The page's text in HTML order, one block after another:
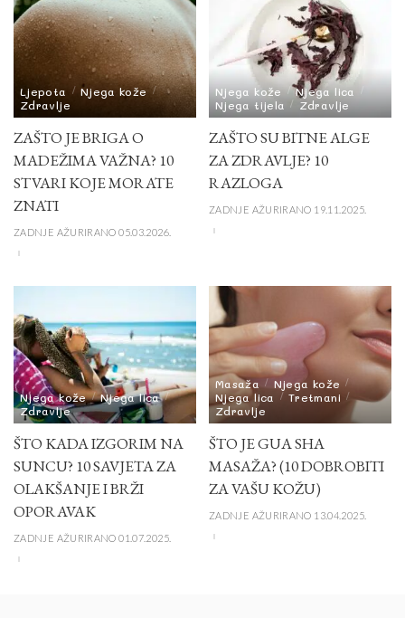
Ljepota
Njega kože
Zdravlje
ZAŠTO JE BRIGA O
MADEŽIMA VAŽNA? 10
STVARI KOJE MORATE
ZNATI
ZADNJE AŽURIRANO 05.03.2026.
Njega kože
Njega lica
Njega tijela
Zdravlje
ZAŠTO SU BITNE ALGE
ZA ZDRAVLJE? 10
RAZLOGA
ZADNJE AŽURIRANO 19.11.2025.
Njega kože
Njega lica
Zdravlje
ŠTO KADA IZGORIM NA
SUNCU? 10 SAVJETA ZA
OLAKŠANJE I BRŽI
OPORAVAK
ZADNJE AŽURIRANO 01.07.2025.
Masaža
Njega kože
Njega lica
Tretmani
Zdravlje
ŠTO JE GUA SHA
MASAŽA? (10 DOBROBITI
ZA VAŠU KOŽU)
ZADNJE AŽURIRANO 13.04.2025.